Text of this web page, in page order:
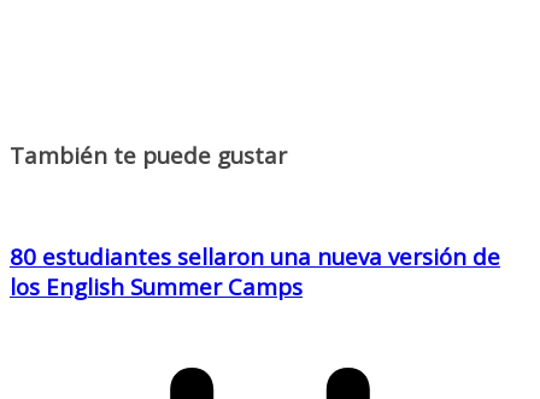
También te puede gustar
80 estudiantes sellaron una nueva versión de
los English Summer Camps